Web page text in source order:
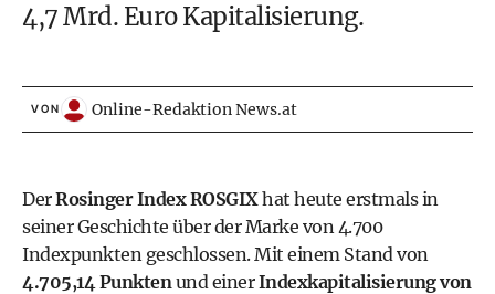
4,7 Mrd. Euro Kapitalisierung.
VON Online-Redaktion News.at
DerRosinger Index ROSGIXhat heute erstmals in
seiner Geschichte über der Marke von 4.700
Indexpunkten geschlossen. Mit einem Stand von
4.705,14 Punktenund einerIndexkapitalisierung von